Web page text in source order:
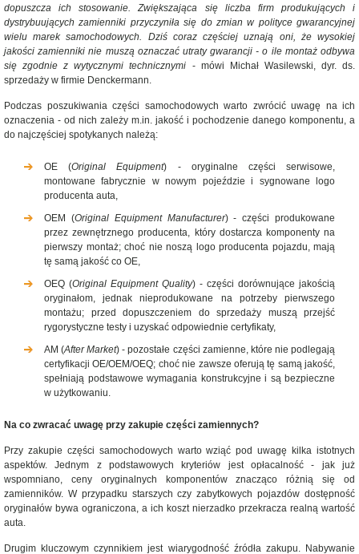
dopuszcza ich stosowanie. Zwiększająca się liczba firm produkujących i
dystrybuujących zamienniki przyczyniła się do zmian w polityce gwarancyjnej
wielu marek samochodowych. Dziś coraz częściej uznają oni, że wysokiej
jakości zamienniki nie muszą oznaczać utraty gwarancji - o ile montaż odbywa
się zgodnie z wytycznymi technicznymi - mówi Michał Wasilewski, dyr. ds.
sprzedaży w firmie Denckermann.
Podczas poszukiwania części samochodowych warto zwrócić uwagę na ich
oznaczenia - od nich zależy m.in. jakość i pochodzenie danego komponentu, a
do najczęściej spotykanych należą:
OE (Original Equipment) - oryginalne części serwisowe,
montowane fabrycznie w nowym pojeździe i sygnowane logo
producenta auta,
OEM (Original Equipment Manufacturer) - części produkowane
przez zewnętrznego producenta, który dostarcza komponenty na
pierwszy montaż; choć nie noszą logo producenta pojazdu, mają
tę samą jakość co OE,
OEQ (Original Equipment Quality) - części dorównujące jakością
oryginałom, jednak nieprodukowane na potrzeby pierwszego
montażu; przed dopuszczeniem do sprzedaży muszą przejść
rygorystyczne testy i uzyskać odpowiednie certyfikaty,
AM (After Market) - pozostałe części zamienne, które nie podlegają
certyfikacji OE/OEM/OEQ; choć nie zawsze oferują tę samą jakość,
spełniają podstawowe wymagania konstrukcyjne i są bezpieczne
w użytkowaniu.
Na co zwracać uwagę przy zakupie części zamiennych?
Przy zakupie części samochodowych warto wziąć pod uwagę kilka istotnych
aspektów. Jednym z podstawowych kryteriów jest opłacalność - jak już
wspomniano, ceny oryginalnych komponentów znacząco różnią się od
zamienników. W przypadku starszych czy zabytkowych pojazdów dostępność
oryginałów bywa ograniczona, a ich koszt nierzadko przekracza realną wartość
auta.
Drugim kluczowym czynnikiem jest wiarygodność źródła zakupu. Nabywanie